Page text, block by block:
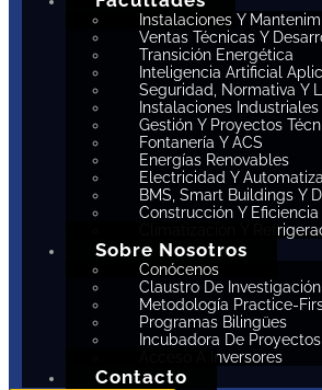
Instalaciones Y
Ventas Técnicas Y
Transición Energética
Inteligencia Artificial
Seguridad, Normativa Y
Instalaciones Industriales
Gestión Y Proyectos
Fontanería Y ACS
Energías Renovables
Electricidad Y
BMS, Smart Buildings Y
Construcción Y
Climatización Y
Sobre Nosotros
Conócenos
Claustro De Investigación
Metodología Practice-
Programas Bilingües
Incubadora De Proyectos
Acceso A Inversores
Contacto